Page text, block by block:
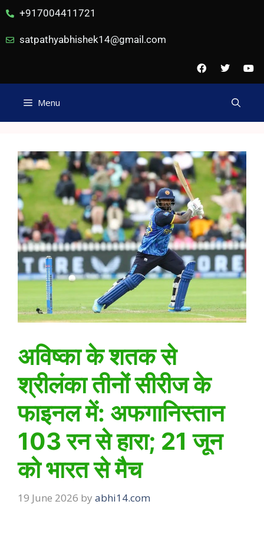
+917004411721
satpathyabhishek14@gmail.com
Menu
अविष्का के शतक से
श्रीलंका तीनों सीरीज के
फाइनल में: अफगानिस्तान
103 रन से हारा; 21 जून
को भारत से मैच
19 June 2026 by abhi14.com